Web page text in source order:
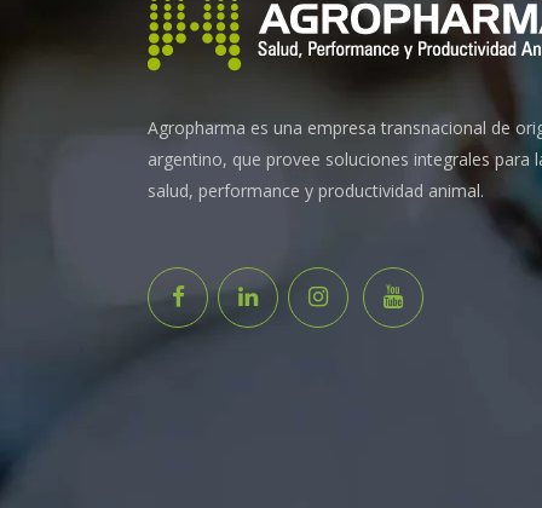
Agropharma es una empresa transnacional de
argentino, que provee soluciones integrales para
salud, performance y productividad animal.